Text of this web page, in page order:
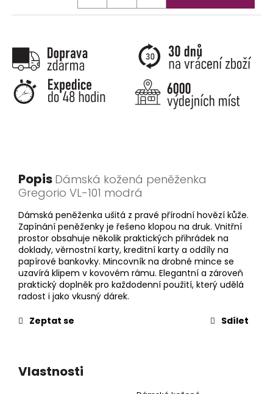
Popis Dámská kožená peněženka
Gregorio VL-101 modrá
Dámská peněženka ušitá z pravé přírodní hovězí kůže.
Zapínání peněženky je řešeno klopou na druk. Vnitřní
prostor obsahuje několik praktických přihrádek na
doklady, věrnostní karty, kreditní karty a oddíly na
papírové bankovky. Mincovník na drobné mince se
uzavírá klipem v kovovém rámu. Elegantní a zároveň
praktický doplněk pro každodenní použití, který udělá
radost i jako vkusný dárek.
Zeptat se
Sdílet
Vlastnosti